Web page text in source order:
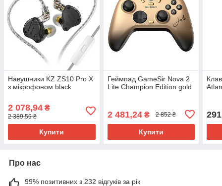
Навушники KZ ZS10 Pro X
з мікрофоном black
2 078,94 ₴
2 389,59 ₴
Купити
Геймпад GameSir Nova 2
Lite Champion Edition gold
2 481,24₴ 2 852 ₴
Купити
Про нас
99% позитивних з 232 відгуків за рік